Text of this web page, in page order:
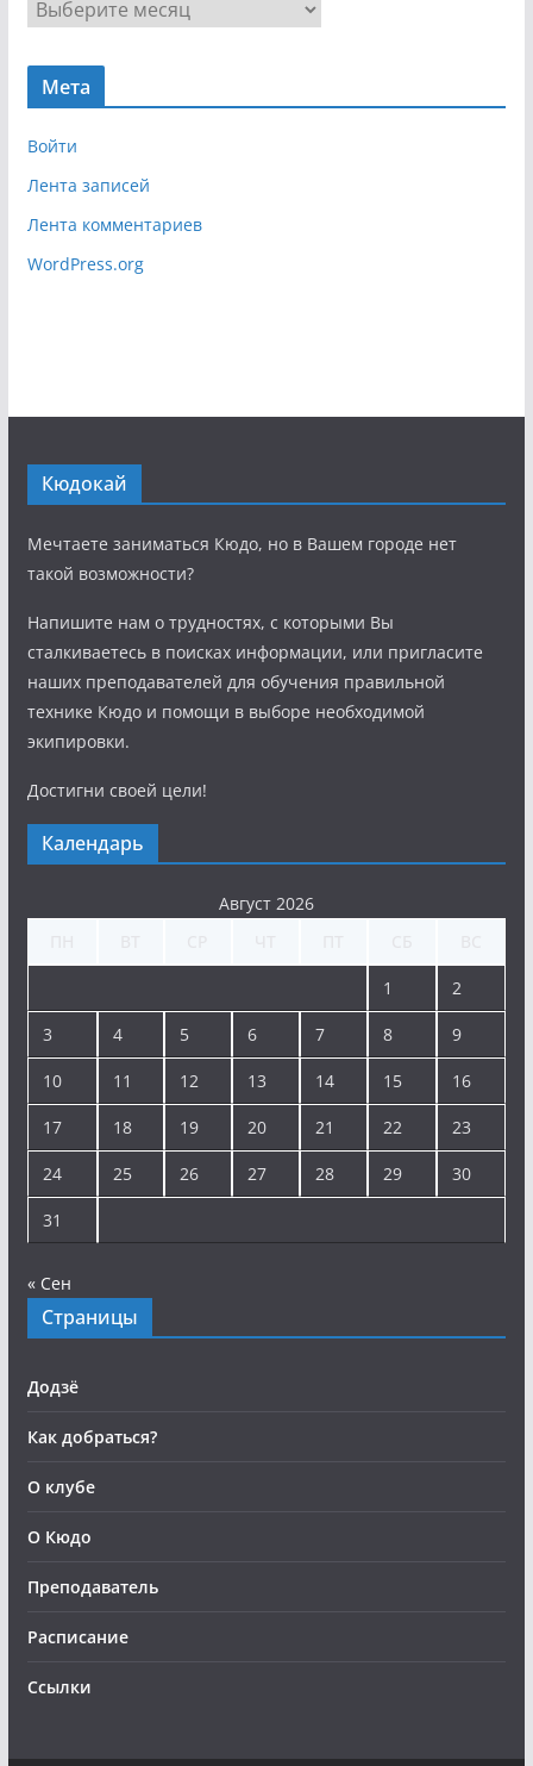
я
р
х
Мета
Войти
Лента записей
Лента комментариев
WordPress.org
Кюдокай
Мечтаете заниматься Кюдо, но в Вашем городе нет
такой возможности?
Напишите нам о трудностях, с которыми Вы
сталкиваетесь в поисках информации, или пригласите
наших преподавателей для обучения правильной
технике Кюдо и помощи в выборе необходимой
экипировки.
Достигни своей цели!
Календарь
Август 2026
1 2
3 4 5 6 7 8 9
10 11 12 13 14 15 16
17 18 19 20 21 22 23
24 25 26 27 28 29 30
31
« Сен
Страницы
Додзё
Как добраться?
О клубе
О Кюдо
Преподаватель
Расписание
Ссылки